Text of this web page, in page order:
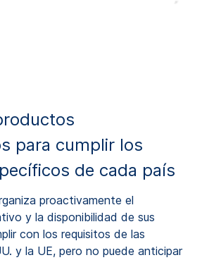
para cumplir los
de cada país
proactivamente el
y la disponibilidad de sus
con los requisitos de las
y la UE, pero no puede anticipar